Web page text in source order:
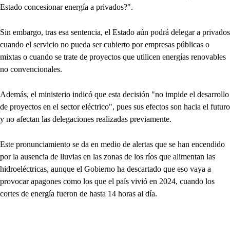
Estado concesionar energía a privados?".
Sin embargo, tras esa sentencia, el Estado aún podrá delegar a privados
cuando el servicio no pueda ser cubierto por empresas públicas o
mixtas o cuando se trate de proyectos que utilicen energías renovables
no convencionales.
Además, el ministerio indicó que esta decisión "no impide el desarrollo
de proyectos en el sector eléctrico", pues sus efectos son hacia el futuro
y no afectan las delegaciones realizadas previamente.
Este pronunciamiento se da en medio de alertas que se han encendido
por la ausencia de lluvias en las zonas de los ríos que alimentan las
hidroeléctricas, aunque el Gobierno ha descartado que eso vaya a
provocar apagones como los que el país vivió en 2024, cuando los
cortes de energía fueron de hasta 14 horas al día.